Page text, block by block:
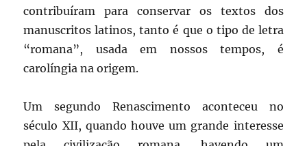
contribuíram para conservar os textos dos
manuscritos latinos, tanto é que o tipo de letra
“romana”, usada em nossos tempos, é
carolíngia na origem.
Um segundo Renascimento aconteceu no
século XII, quando houve um grande interesse